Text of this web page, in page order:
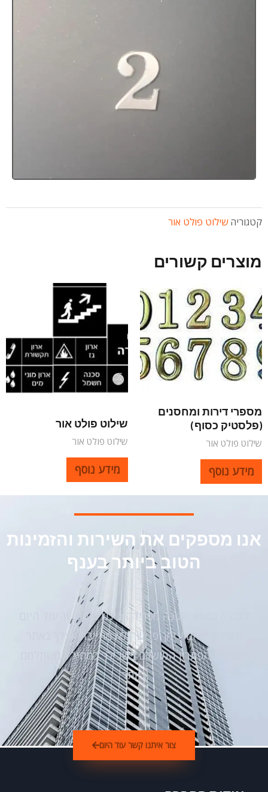
קטגוריה שילוט פולט אור
מוצרים קשורים
מספרי דירות ומחסנים
(פלסטיק כסוף)
שילוט פולט אור
מידע נוסף
שילוט פולט אור
שילוט פולט אור
מידע נוסף
אנו מספקים את השירות והזמינות
הטוב ביותר בענף
לחיצת כפתור קטנה מפרידה ביננו צור קשר עוד היום
ונציגנו יתאם עימך פגישה לא מחייבת אצלך באתר
למציאת הפתרון המושלם בשבילך במחיר המשתלמם
ביותר
צור איתנו קשר עוד היום